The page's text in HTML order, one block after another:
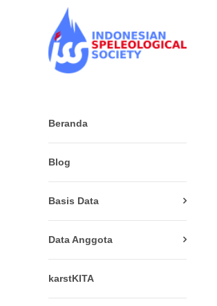
Beranda
Blog
Basis Data
Data Anggota
karstKITA